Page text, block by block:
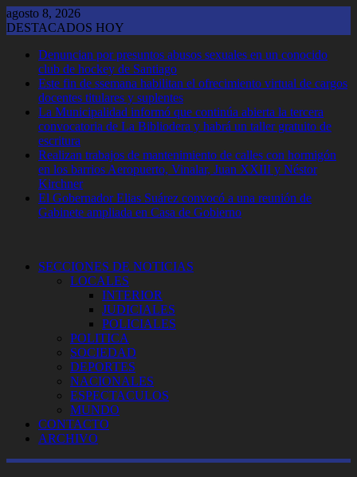
Saltar
al
agosto 8, 2026
DESTACADOS HOY
Denuncian por presuntos abusos sexuales en un conocido
club de hockey de Santiago
Este fin de ssemana habilitan el ofrecimiento virtual de cargos
docentes titulares y suplentes
La Municipalidad informó que continúa abierta la tercera
convocatoria de La Bibliodera y habrá un taller gratuito de
escritura
Realizan trabajos de mantenimiento de calles con hormigón
en los barrios Aeropuerto, Vinalar, Juan XXIII y Néstor
Kirchner
El Gobernador Elias Suárez convocó a una reunión de
Gabinete ampliada en Casa de Gobierno
SECCIONES DE NOTICIAS
LOCALES
INTERIOR
JUDICIALES
POLICIALES
POLITICA
SOCIEDAD
DEPORTES
NACIONALES
ESPECTACULOS
MUNDO
CONTACTO
ARCHIVO